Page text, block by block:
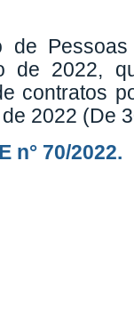
de
2022,
contratos
2022 (De
n° 70/2022.